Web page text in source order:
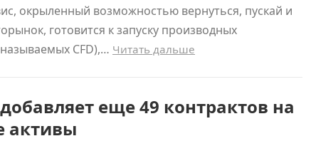
окрыленный возможностью вернуться, пускай и
готовится к запуску производных
CFD),… Читать дальше
еще 49 контрактов на
активы